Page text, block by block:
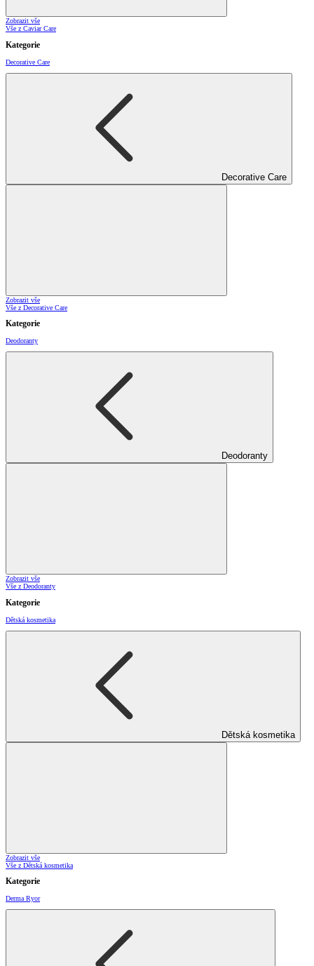
Zobrazit vše
Vše z Caviar Care
Kategorie
Decorative Care
Decorative Care
Zobrazit vše
Vše z Decorative Care
Kategorie
Deodoranty
Deodoranty
Zobrazit vše
Vše z Deodoranty
Kategorie
Dětská kosmetika
Dětská kosmetika
Zobrazit vše
Vše z Dětská kosmetika
Kategorie
Derma Ryor